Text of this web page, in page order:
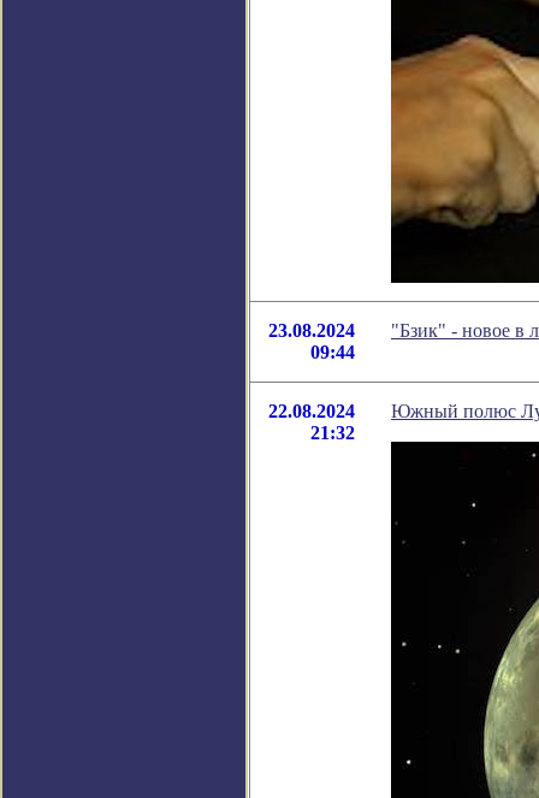
23.08.2024
09:44
"Бзик" - новое в
22.08.2024
21:32
Южный полюс